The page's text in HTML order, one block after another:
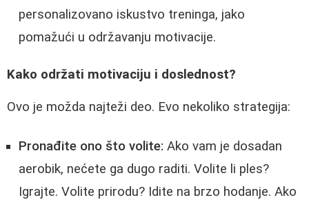
personalizovano iskustvo treninga, jako
pomažući u održavanju motivacije.
Kako održati motivaciju i doslednost?
Ovo je možda najteži deo. Evo nekoliko strategija:
Pronađite ono što volite: Ako vam je dosadan
aerobik, nećete ga dugo raditi. Volite li ples?
Igrajte. Volite prirodu? Idite na brzo hodanje. Ako